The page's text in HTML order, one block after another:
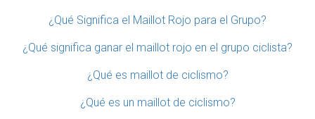
¿Qué Significa el Maillot Rojo para el Grupo?
¿Qué significa ganar el maillot rojo en el grupo ciclista?
¿Qué es maillot de ciclismo?
¿Qué es un maillot de ciclismo?